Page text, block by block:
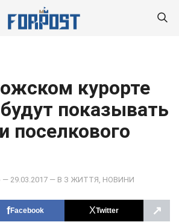
курорте
показывать
поселкового
— 29.03.2017 — В З ЖИТТЯ НОВИНИ
Facebook Twitter ↗